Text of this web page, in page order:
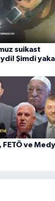
suikast
Şimdi
FETÖ ve